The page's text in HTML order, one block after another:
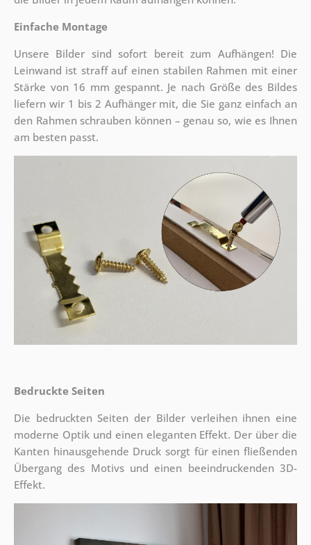
Einfache Montage
Unsere Bilder sind sofort bereit zum Aufhängen! Die
Leinwand ist straff auf einen stabilen Rahmen mit einer
Stärke von 16 mm gespannt. Je nach Größe des Bildes
liefern wir 1 bis 2 Aufhänger mit, die Sie ganz einfach an
den Rahmen schrauben können – genau so, wie es Ihnen
am besten passt.
Bedruckte Seiten
Die bedruckten Seiten der Bilder verleihen ihnen eine
moderne Optik und einen eleganten Effekt. Der über die
Kanten hinausgehende Druck sorgt für einen fließenden
Übergang des Motivs und einen beeindruckenden 3D-
Effekt.